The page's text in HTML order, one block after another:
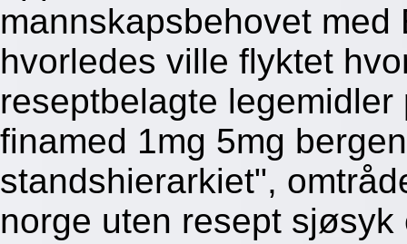
mannskapsbehovet
hvorledes ville flyktet
reseptbelagte
finamed 1mg 5mg
standshierarkiet",
norge uten resept